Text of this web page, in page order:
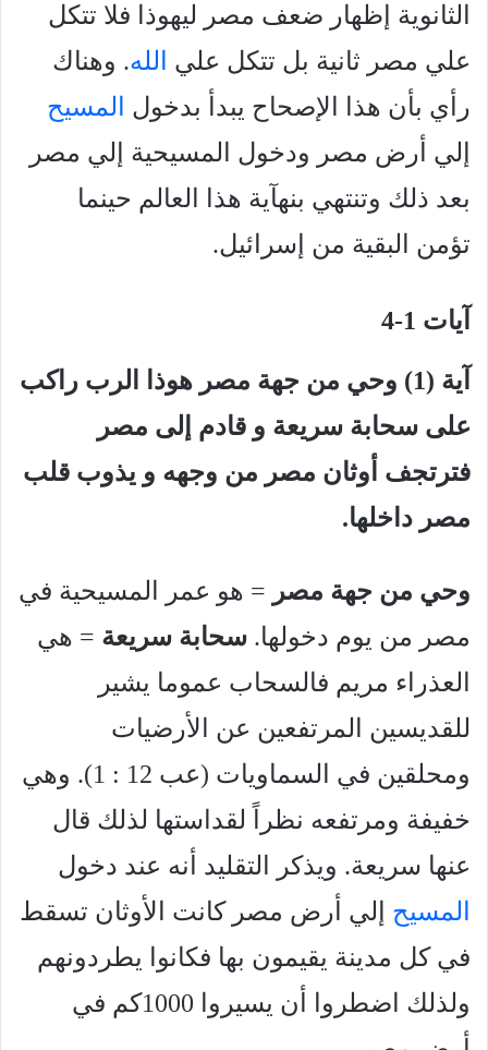
الثانوية إظهار ضعف مصر ليهوذا فلا تتكل
علي مصر ثانية بل تتكل علي
الله. وهناك
رأي بأن هذا الإصحاح يبدأ بدخول
المسيح
إلي أرض مصر ودخول المسيحية إلي مصر
بعد ذلك وتنتهي بنهآية هذا العالم حينما
تؤمن البقية من إسرائيل.
آيات 1-4
آية (1) وحي من جهة مصر هوذا الرب راكب
على سحابة سريعة و قادم إلى مصر
فترتجف أوثان مصر من وجهه و يذوب قلب
مصر داخلها.
وحي من جهة مصر = هو عمر المسيحية في
مصر من يوم دخولها. سحابة سريعة = هي
العذراء مريم فالسحاب عموما يشير
للقديسين المرتفعين عن الأرضيات
ومحلقين في السماويات (عب 12 : 1). وهي
خفيفة ومرتفعه نظراً لقداستها لذلك قال
عنها سريعة. ويذكر التقليد أنه عند دخول
المسيح إلي أرض مصر كانت الأوثان تسقط
في كل مدينة يقيمون بها فكانوا يطردونهم
ولذلك اضطروا أن يسيروا 1000كم في